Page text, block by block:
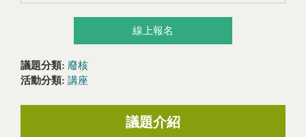
線上報名
議題分類: 廢核
活動分類: 講座
議題介紹